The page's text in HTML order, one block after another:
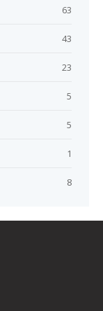
63
43
23
5
5
1
8